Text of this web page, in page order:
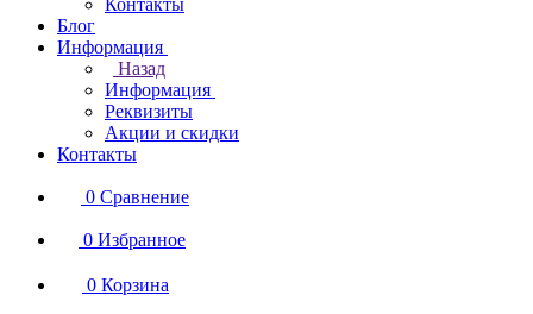
Контакты
Блог
Информация
Назад
Информация
Реквизиты
Акции и скидки
Контакты
0 Сравнение
0 Избранное
0 Корзина